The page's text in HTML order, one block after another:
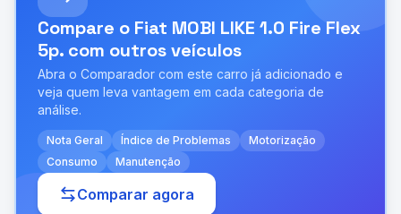
Compare o Fiat MOBI LIKE 1.0 Fire Flex
5p. com outros veículos
Abra o Comparador com este carro já adicionado e
veja quem leva vantagem em cada categoria de
análise.
Nota Geral Índice de Problemas
Motorização
Consumo
Manutenção
Comparar agora